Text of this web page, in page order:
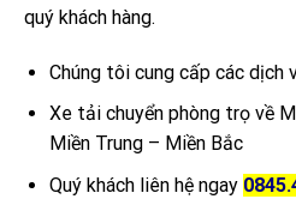
quý khách hàng.
Chúng tôi cung cấp các dịch
Xe tải chuyển phòng trọ về
Miền Trung – Miền Bắc
Quý khách liên hệ ngay